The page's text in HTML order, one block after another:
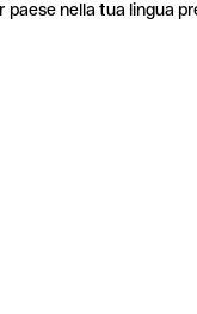
paese nella tua lingua